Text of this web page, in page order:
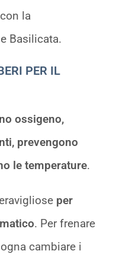
la
Basilicata.
PER IL
ossigeno,
prevengono
le temperature.
per
. Per frenare
cambiare i